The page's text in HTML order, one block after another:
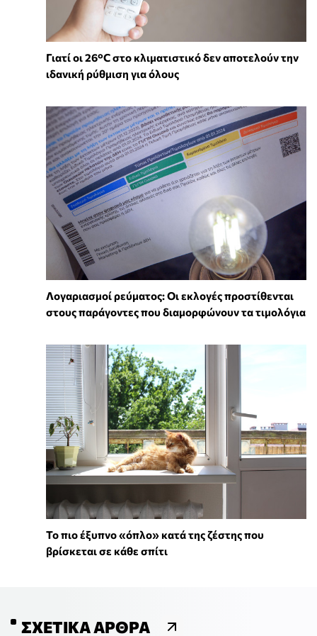
Γιατί οι 26°C στο κλιματιστικό δεν αποτελούν την
ιδανική ρύθμιση για όλους
Λογαριασμοί ρεύματος: Οι εκλογές προστίθενται
στους παράγοντες που διαμορφώνουν τα τιμολόγια
To πιο έξυπνο «όπλο» κατά της ζέστης που
βρίσκεται σε κάθε σπίτι
ΣΧΕΤΙΚΆ ΆΡΘΡΑ